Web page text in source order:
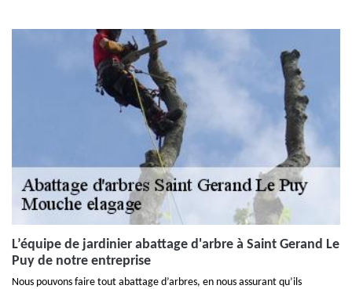
L’équipe de jardinier abattage d'arbre à Saint Gerand Le
Puy de notre entreprise
Nous pouvons faire tout abattage d’arbres, en nous assurant qu’ils